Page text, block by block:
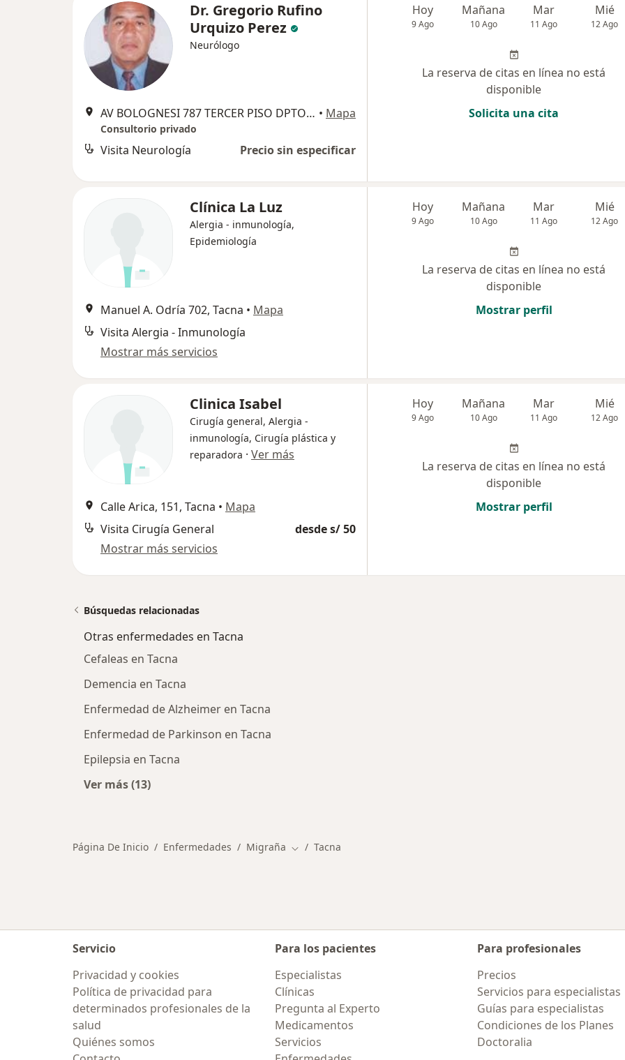
Dr. Gregorio Rufino
Urquizo Perez
Neurólogo
AV BOLOGNESI 787 TERCER PISO DPTO 305, Tacna • Mapa
Consultorio privado
Visita Neurología Precio sin especificar
Hoy
9 Ago
Mañana
10 Ago
Mar
11 Ago
Mié
12 Ago
La reserva de citas en línea no está
disponible
Solicita una cita
Clínica La Luz
Alergia - inmunología,
Epidemiología
Manuel A. Odría 702, Tacna • Mapa
Visita Alergia - Inmunología
Mostrar más servicios
Hoy
9 Ago
Mañana
10 Ago
Mar
11 Ago
Mié
12 Ago
La reserva de citas en línea no está
disponible
Mostrar perfil
Clinica Isabel
Cirugía general, Alergia -
inmunología, Cirugía plástica y
reparadora · Ver más
Calle Arica, 151, Tacna • Mapa
Visita Cirugía General
desde s/ 50
Mostrar más servicios
Hoy
9 Ago
Mañana
10 Ago
Mar
11 Ago
Mié
12 Ago
La reserva de citas en línea no está
disponible
Mostrar perfil
Búsquedas relacionadas
Otras enfermedades en Tacna
Cefaleas en Tacna
Demencia en Tacna
Enfermedad de Alzheimer en Tacna
Enfermedad de Parkinson en Tacna
Epilepsia en Tacna
Ver más (13)
Página De Inicio Enfermedades Migraña Cambiar de ciudad
Tacna
Servicio
Privacidad y cookies
Política de privacidad para
determinados profesionales de la
salud
Quiénes somos
Para los pacientes
Especialistas
Clínicas
Pregunta al Experto
Medicamentos
Servicios
Para profesionales
Precios
Servicios para especialistas
Guías para especialistas
Condiciones de los Planes
Doctoralia